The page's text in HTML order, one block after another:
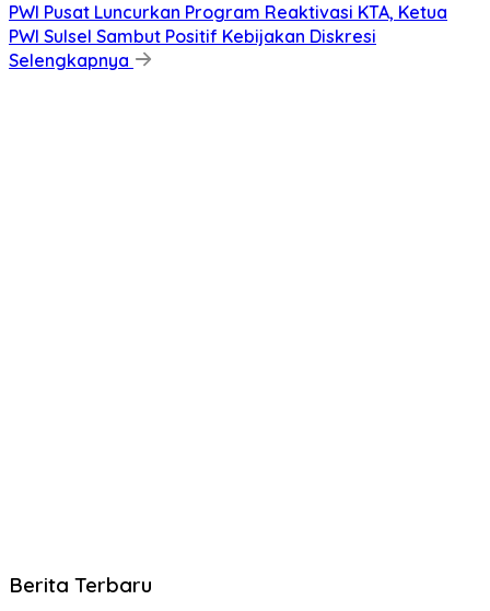
PWI Pusat Luncurkan Program Reaktivasi KTA, Ketua
PWI Sulsel Sambut Positif Kebijakan Diskresi
Selengkapnya
Berita Terbaru